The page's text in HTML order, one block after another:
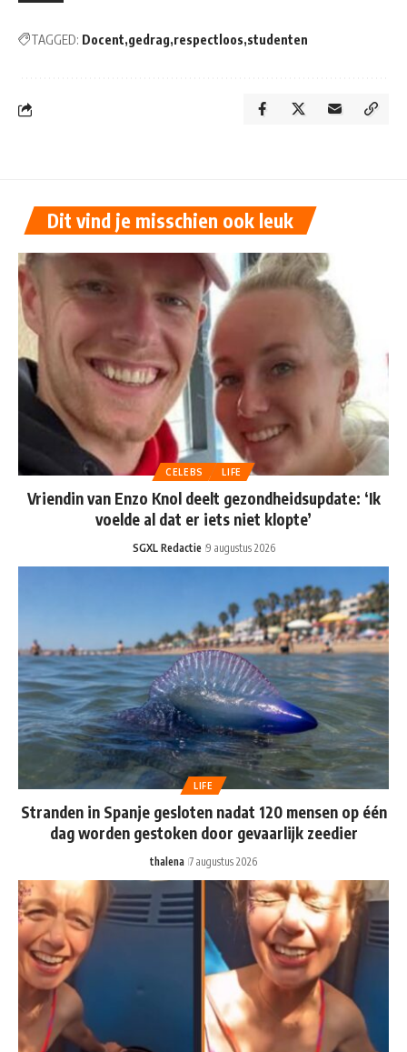
TAGGED: Docent gedrag respectloos studenten
Dit vind je misschien ook leuk
CELEBS LIFE
Vriendin van Enzo Knol deelt gezondheidsupdate: ‘Ik
voelde al dat er iets niet klopte’
SGXL Redactie 9 augustus 2026
LIFE
Stranden in Spanje gesloten nadat 120 mensen op één
dag worden gestoken door gevaarlijk zeedier
thalena 7 augustus 2026